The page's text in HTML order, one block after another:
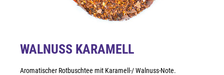
WALNUSS KARAMELL
Aromatischer Rotbuschtee mit Karamell-/ Walnuss-Note.